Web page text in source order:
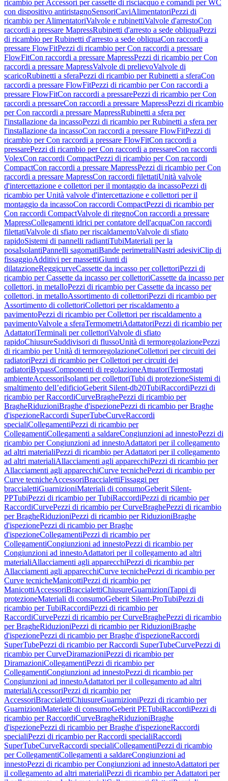
ricambio per Accessori per cassette di risciacquo e comandi per WC
con dispositivo antiristagnoSensoriCaviAlimentatoriPezzi di
ricambio per AlimentatoriValvole e rubinettiValvole d'arrestoCon
raccordi a pressare MapressRubinetti d'arresto a sede obliquaPezzi
di ricambio per Rubinetti d'arresto a sede obliquaCon raccordi a
pressare FlowFitPezzi di ricambio per Con raccordi a pressare
FlowFitCon raccordi a pressare MapressPezzi di ricambio per Con
raccordi a pressare MapressValvole di prelievoValvole di
scaricoRubinetti a sferaPezzi di ricambio per Rubinetti a sferaCon
raccordi a pressare FlowFitPezzi di ricambio per Con raccordi a
pressare FlowFitCon raccordi a pressarePezzi di ricambio per Con
raccordi a pressareCon raccordi a pressare MapressPezzi di ricambio
per Con raccordi a pressare MapressRubinetti a sfera per
l'installazione da incassoPezzi di ricambio per Rubinetti a sfera per
l'installazione da incassoCon raccordi a pressare FlowFitPezzi di
ricambio per Con raccordi a pressare FlowFitCon raccordi a
pressarePezzi di ricambio per Con raccordi a pressareCon raccordi
VolexCon raccordi CompactPezzi di ricambio per Con raccordi
CompactCon raccordi a pressare MapressPezzi di ricambio per Con
raccordi a pressare MapressCon raccordi filettatiUnità valvole
d'intercettazione e collettori per il montaggio da incassoPezzi di
ricambio per Unità valvole d'intercettazione e collettori per il
montaggio da incassoCon raccordi CompactPezzi di ricambio per
Con raccordi CompactValvole di ritegnoCon raccordi a pressare
MapressCollegamenti idrici per contatore dell'acquaCon raccordi
filettatiValvole di sfiato per riscaldamentoValvole di sfiato
rapidoSistemi di pannelli radiantiTubiMateriali per la
posaIsolantiPannelli sagomatiBande perimetraliNastri adesiviClip di
fissaggioAdditivi per massettiGiunti di
dilatazioneReggicurveCassette da incasso per collettoriPezzi di
ricambio per Cassette da incasso per collettoriCassette da incasso per
collettori, in metalloPezzi di ricambio per Cassette da incasso per
collettori, in metalloAssortimento di collettoriPezzi di ricambio per
Assortimento di collettoriCollettori per riscaldamento a
pavimentoPezzi di ricambio per Collettori per riscaldamento a
pavimentoValvole a sferaTermometriAdattatoriPezzi di ricambio per
AdattatoriTerminali per collettoriValvole di sfiato
rapidoChiusureSuddivisori di flussoUnità di termoregolazionePezzi
di ricambio per Unità di termoregolazioneCollettori per circuiti dei
radiatoriPezzi di ricambio per Collettori per circuiti dei
radiatoriBypassComponenti di regolazioneAttuatoriTermostati
ambienteAccessoriIsolanti per collettoriTubi di protezioneSistemi di
smaltimento dell’edificioGeberit Silent-db20TubiRaccordiPezzi di
ricambio per RaccordiCurveBraghePezzi di ricambio per
BragheRiduzioniBraghe d'ispezionePezzi di ricambio per Braghe
d'ispezioneRaccordi SuperTubeCurveRaccordi
specialiCollegamentiPezzi di ricambio per
CollegamentiCollegamenti a saldareCongiunzioni ad innestoPezzi di
ricambio per Congiunzioni ad innestoAdattatori per il collegamento
ad altri materialiPezzi di ricambio per Adattatori per il collegamento
ad altri materialiAllacciamenti agli apparecchiPezzi di ricambio per
Allacciamenti agli apparecchiCurve tecnichePezzi di ricambio per
Curve tecnicheAccessoriBraccialettiFissaggi per
braccialettiGuarnizioniMateriali di consumoGeberit Silent-
PPTubiPezzi di ricambio per TubiRaccordiPezzi di ricambio per
RaccordiCurvePezzi di ricambio per CurveBraghePezzi di ricambio
per BragheRiduzioniPezzi di ricambio per RiduzioniBraghe
d'ispezionePezzi di ricambio per Braghe
d'ispezioneCollegamentiPezzi di ricambio per
CollegamentiCongiunzioni ad innestoPezzi di ricambio per
Congiunzioni ad innestoAdattatori per il collegamento ad altri
materialiAllacciamenti agli apparecchiPezzi di ricambio per
Allacciamenti agli apparecchiCurve tecnichePezzi di ricambio per
Curve tecnicheManicottiPezzi di ricambio per
ManicottiAccessoriBraccialettiChiusureGuarnizioniTappi di
protezioneMateriali di consumoGeberit Silent-ProTubiPezzi di
ricambio per TubiRaccordiPezzi di ricambio per
RaccordiCurvePezzi di ricambio per CurveBraghePezzi di ricambio
per BragheRiduzioniPezzi di ricambio per RiduzioniBraghe
d'ispezionePezzi di ricambio per Braghe d'ispezioneRaccordi
SuperTubePezzi di ricambio per Raccordi SuperTubeCurvePezzi di
ricambio per CurveDiramazioniPezzi di ricambio per
DiramazioniCollegamentiPezzi di ricambio per
CollegamentiCongiunzioni ad innestoPezzi di ricambio per
Congiunzioni ad innestoAdattatori per il collegamento ad altri
materialiAccessoriPezzi di ricambio per
AccessoriBraccialettiChiusureGuarnizioniPezzi di ricambio per
GuarnizioniMateriale di consumoGeberit PETubiRaccordiPezzi di
ricambio per RaccordiCurveBragheRiduzioniBraghe
d'ispezionePezzi di ricambio per Braghe d'ispezioneRaccordi
specialiPezzi di ricambio per Raccordi specialiRaccordi
SuperTubeCurveRaccordi specialiCollegamentiPezzi di ricambio
per CollegamentiCollegamenti a saldareCongiunzioni ad
innestoPezzi di ricambio per Congiunzioni ad innestoAdattatori per
il collegamento ad altri materialiPezzi di ricambio per Adattatori per